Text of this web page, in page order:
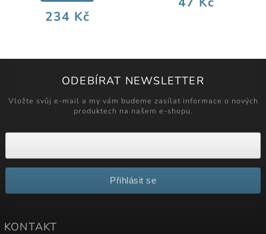
234 Kč
ODEBÍRAT NEWSLETTER
Vložte svůj e-mail a my vám budeme zasílat informace o nových
produktech na našem e-shopu.
Přihlásit se
KONTAKT